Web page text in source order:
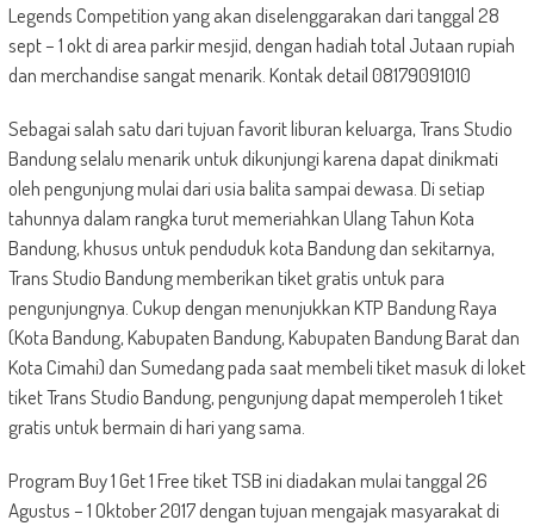
Legends Competition yang akan diselenggarakan dari tanggal 28
sept – 1 okt di area parkir mesjid, dengan hadiah total Jutaan rupiah
dan merchandise sangat menarik. Kontak detail 08179091010
Sebagai salah satu dari tujuan favorit liburan keluarga, Trans Studio
Bandung selalu menarik untuk dikunjungi karena dapat dinikmati
oleh pengunjung mulai dari usia balita sampai dewasa. Di setiap
tahunnya dalam rangka turut memeriahkan Ulang Tahun Kota
Bandung, khusus untuk penduduk kota Bandung dan sekitarnya,
Trans Studio Bandung memberikan tiket gratis untuk para
pengunjungnya. Cukup dengan menunjukkan KTP Bandung Raya
(Kota Bandung, Kabupaten Bandung, Kabupaten Bandung Barat dan
Kota Cimahi) dan Sumedang pada saat membeli tiket masuk di loket
tiket Trans Studio Bandung, pengunjung dapat memperoleh 1 tiket
gratis untuk bermain di hari yang sama.
Program Buy 1 Get 1 Free tiket TSB ini diadakan mulai tanggal 26
Agustus – 1 Oktober 2017 dengan tujuan mengajak masyarakat di